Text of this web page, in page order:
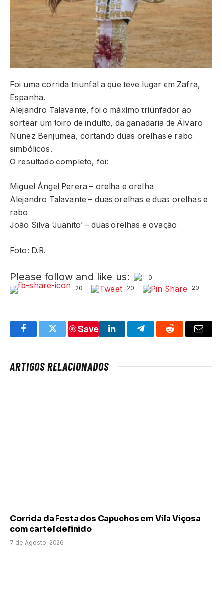
Foi uma corrida triunfal a que teve lugar em Zafra,
Espanha.
Alejandro Talavante, foi o máximo triunfador ao
sortear um toiro de indulto, da ganadaria de Álvaro
Nunez Benjumea, cortando duas orelhas e rabo
simbólicos.
O resultado completo, foi:
Miguel Ángel Perera – orelha e orelha
Alejandro Talavante – duas orelhas e duas orelhas e
rabo
João Silva ‘Juanito’ – duas orelhas e ovação
Foto: D.R.
Please follow and like us:
0
20
20 20
FacebookTwitter
Save
LinkedInTelegramReddit Email
ARTIGOS RELACIONADOS
Corrida da Festa dos Capuchos em Vila Viçosa
com cartel definido
7 de Agosto, 2026